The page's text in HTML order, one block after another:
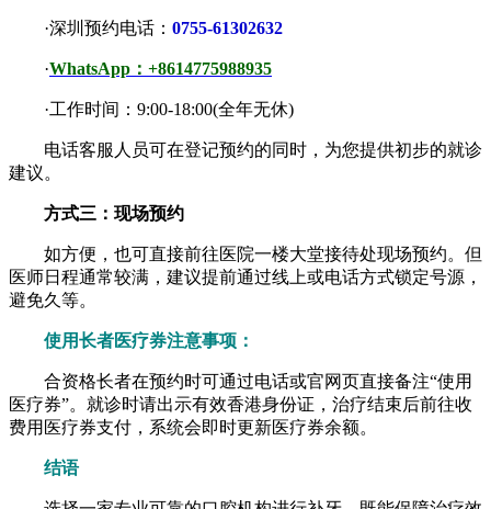
·深圳预约电话： 0755-61302632
·WhatsApp：+8614775988935
·工作时间：9:00-18:00(全年无休)
电话客服人员可在登记预约的同时，为您提供初步的就诊
建议。
方式三：现场预约
如方便，也可直接前往医院一楼大堂接待处现场预约。但
医师日程通常较满，建议提前通过线上或电话方式锁定号源，
避免久等。
使用长者医疗券注意事项：
合资格长者在预约时可通过电话或官网页直接备注“使用
医疗券”。就诊时请出示有效香港身份证，治疗结束后前往收
费用医疗券支付，系统会即时更新医疗券余额。
结语